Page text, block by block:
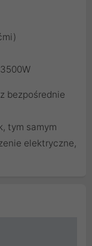
bezpośrednie
tym samym
elektryczne,